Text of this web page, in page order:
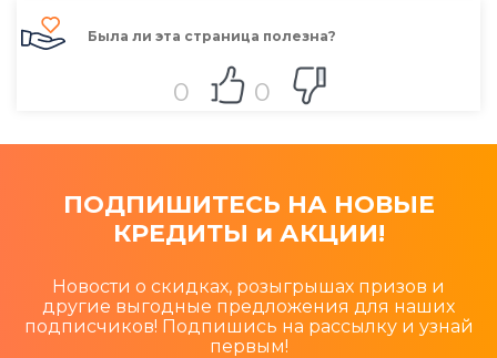
Была ли эта страница полезна?
0 0
ПОДПИШИТЕСЬ НА НОВЫЕ
КРЕДИТЫ и АКЦИИ!
Новости о скидках, розыгрышах призов и
другие выгодные предложения для наших
подписчиков! Подпишись на рассылку и узнай
первым!